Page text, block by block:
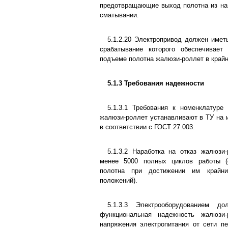
предотвращающие выход полотна из
сматывании.
5.1.2.20 Электропривод должен
срабатывание которого
подъеме полотна жалюзи-роллет в
5.1.3 Требования надежности
5.1.3.1 Требования к номенклатуре
жалюзи-роллет устанавливают в ТУ на
в соответствии с ГОСТ 27.003.
5.1.3.2 Наработка на отказ
менее 5000 полных циклов работы
полотна при достижении им
положений).
5.1.3.3 Электрооборудованием
функциональная надежность
напряжения электропитания от сети